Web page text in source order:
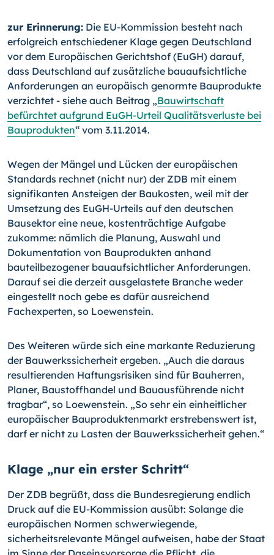
zur Erinnerung: Die EU-Kommission besteht nach
erfolgreich entschiedener Klage gegen Deutschland
vor dem Europäischen Gerichtshof (EuGH) darauf,
dass Deutschland auf zusätzliche bauaufsichtliche
Anforderungen an europäisch genormte Bauprodukte
verzichtet - siehe auch Beitrag „Bauwirtschaft
befürchtet aufgrund EuGH-Urteil Qualitätsverluste bei
Bauprodukten“ vom 3.11.2014.
Wegen der Mängel und Lücken der europäischen
Standards rechnet (nicht nur) der ZDB mit einem
signifikanten Ansteigen der Baukosten, weil mit der
Umsetzung des EuGH-Urteils auf den deutschen
Bausektor eine neue, kostenträchtige Aufgabe
zukomme: nämlich die Planung, Auswahl und
Dokumentation von Bauprodukten anhand
bauteilbezogener bauaufsichtlicher Anforderungen.
Darauf sei die derzeit ausgelastete Branche weder
eingestellt noch gebe es dafür ausreichend
Fachexperten, so Loewenstein.
Des Weiteren würde sich eine markante Reduzierung
der Bauwerkssicherheit ergeben. „Auch die daraus
resultierenden Haftungsrisiken sind für Bauherren,
Planer, Baustoffhandel und Bauausführende nicht
tragbar“, so Loewenstein. „So sehr ein einheitlicher
europäischer Bauproduktenmarkt erstrebenswert ist,
darf er nicht zu Lasten der Bauwerkssicherheit gehen.“
Klage „nur ein erster Schritt“
Der ZDB begrüßt, dass die Bundesregierung endlich
Druck auf die EU-Kommission ausübt: Solange die
europäischen Normen schwerwiegende,
sicherheitsrelevante Mängel aufweisen, habe der Staat